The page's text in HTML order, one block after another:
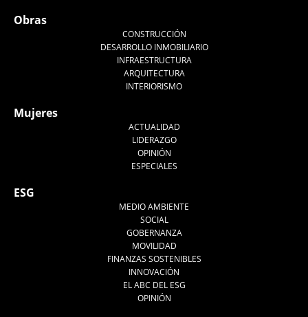
Obras
CONSTRUCCIÓN
DESARROLLO INMOBILIARIO
INFRAESTRUCTURA
ARQUITECTURA
INTERIORISMO
Mujeres
ACTUALIDAD
LIDERAZGO
OPINIÓN
ESPECIALES
ESG
MEDIO AMBIENTE
SOCIAL
GOBERNANZA
MOVILIDAD
FINANZAS SOSTENIBLES
INNOVACIÓN
EL ABC DEL ESG
OPINIÓN